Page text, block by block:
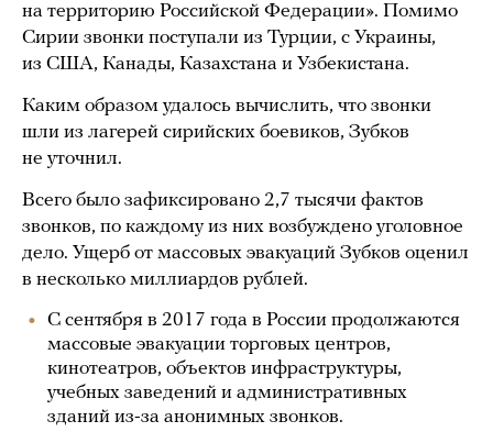
на территорию Российской Федерации». Помимо
Сирии звонки поступали из Турции, с Украины,
из США, Канады, Казахстана и Узбекистана.
Каким образом удалось вычислить, что звонки
шли из лагерей сирийских боевиков, Зубков
не уточнил.
Всего было зафиксировано 2,7 тысячи фактов
звонков, по каждому из них возбуждено уголовное
дело. Ущерб от массовых эвакуаций Зубков оценил
в несколько миллиардов рублей.
С сентября в 2017 года в России продолжаются
массовые эвакуации торговых центров,
кинотеатров, объектов инфраструктуры,
учебных заведений и административных
зданий из-за анонимных звонков.